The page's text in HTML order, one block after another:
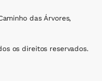
das Árvores,
os direitos reservados.